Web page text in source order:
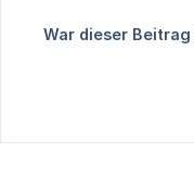
War dieser